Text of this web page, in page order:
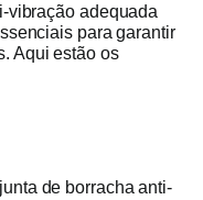
vibração adequada
para garantir
Aqui estão os
de borracha anti-